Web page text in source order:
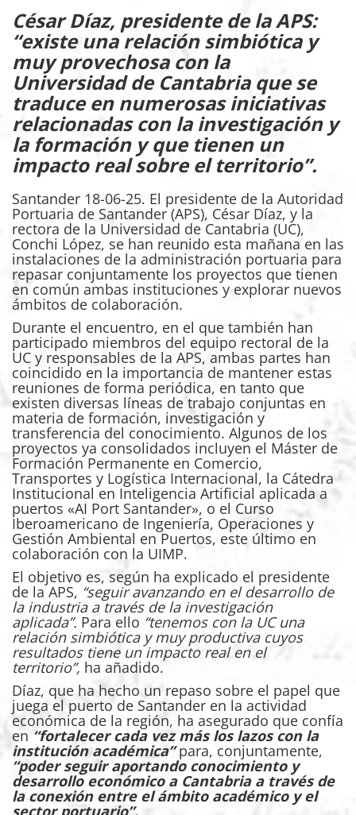
César Díaz, presidente de la APS:
“existe una relación simbiótica y
muy provechosa con la
Universidad de Cantabria que se
traduce en numerosas iniciativas
relacionadas con la investigación y
la formación y que tienen un
impacto real sobre el territorio”.
Santander 18-06-25. El presidente de la Autoridad
Portuaria de Santander (APS), César Díaz, y la
rectora de la Universidad de Cantabria (UC),
Conchi López, se han reunido esta mañana en las
instalaciones de la administración portuaria para
repasar conjuntamente los proyectos que tienen
en común ambas instituciones y explorar nuevos
ámbitos de colaboración.
Durante el encuentro, en el que también han
participado miembros del equipo rectoral de la
UC y responsables de la APS, ambas partes han
coincidido en la importancia de mantener estas
reuniones de forma periódica, en tanto que
existen diversas líneas de trabajo conjuntas en
materia de formación, investigación y
transferencia del conocimiento. Algunos de los
proyectos ya consolidados incluyen el Máster de
Formación Permanente en Comercio,
Transportes y Logística Internacional, la Cátedra
Institucional en Inteligencia Artificial aplicada a
puertos «AI Port Santander», o el Curso
Iberoamericano de Ingeniería, Operaciones y
Gestión Ambiental en Puertos, este último en
colaboración con la UIMP.
El objetivo es, según ha explicado el presidente
de la APS, “seguir avanzando en el desarrollo de
la industria a través de la investigación
aplicada”. Para ello “tenemos con la UC una
relación simbiótica y muy productiva cuyos
resultados tiene un impacto real en el
territorio”, ha añadido.
Díaz, que ha hecho un repaso sobre el papel que
juega el puerto de Santander en la actividad
económica de la región, ha asegurado que confía
en “fortalecer cada vez más los lazos con la
institución académica”para, conjuntamente,
“poder seguir aportando conocimiento y
desarrollo económico a Cantabria a través de
la conexión entre el ámbito académico y el
sector portuario”.